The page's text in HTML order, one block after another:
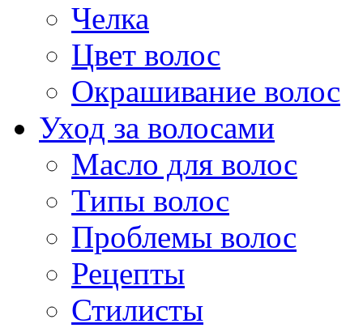
Челка
Цвет волос
Окрашивание волос
Уход за волосами
Масло для волос
Типы волос
Проблемы волос
Рецепты
Стилисты